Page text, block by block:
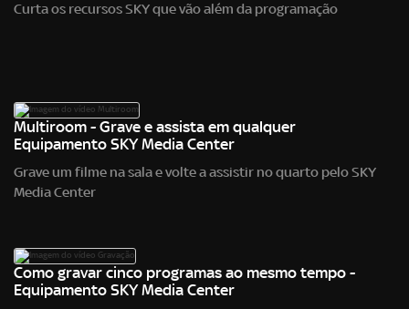
Curta os recursos SKY que vão além da programação
Multiroom - Grave e assista em qualquer
Equipamento SKY Media Center
Grave um filme na sala e volte a assistir no quarto pelo SKY
Media Center
Como gravar cinco programas ao mesmo tempo -
Equipamento SKY Media Center